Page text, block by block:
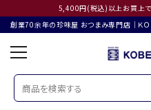
5,400円(税込)以上お買上
創業70余年の珍味屋 おつまみ専門店│ＫＯ